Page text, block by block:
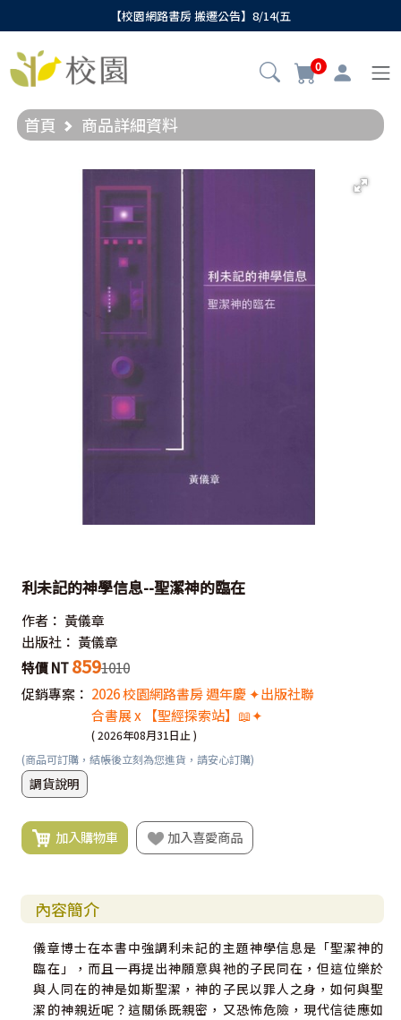
【校園網路書房 搬遷公告】8/14(五
0
首頁 商品詳細資料
利未記的神學信息--聖潔神的臨在
作者： 黃儀章
出版社： 黃儀章
特價 NT 8591010
促銷專案： 2026 校園網路書房 週年慶 ✦出版社聯
合書展 x 【聖經探索站】📖✦
( 2026年08月31日止 )
(商品可訂購，結帳後立刻為您進貨，請安心訂購)
調貨說明
加入購物車 加入喜愛商品
內容簡介
儀章博士在本書中強調利未記的主題神學信息是「聖潔神的
臨在」，而且一再提出神願意與祂的子民同在，但這位樂於
與人同在的神是如斯聖潔，神的子民以罪人之身，如何與聖
潔的神親近呢？這關係既親密，又恐怖危險，現代信徒應如